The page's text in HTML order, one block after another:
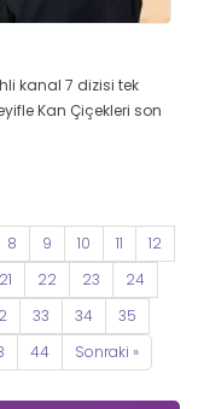
kanal 7 dizisi tek
Kan Çiçekleri son
8 9 10 11
12
21 22 23
24
33 34
35
44 Sonraki »